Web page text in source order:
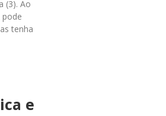
(3). Ao
tenha
e